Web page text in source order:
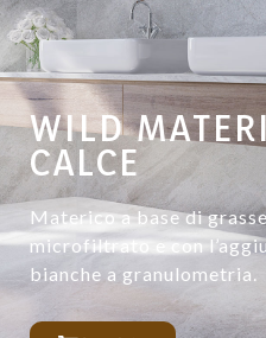
WILD
CALCE
Materico a base di
microfiltrato e con
bianche a granulometria.